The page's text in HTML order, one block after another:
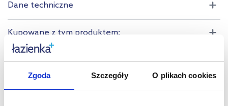
Zgoda Szczegóły O plikach cookies
Dane techniczne
Kupowane z tym produktem:
Produkty z serii:
Produkty podobne: